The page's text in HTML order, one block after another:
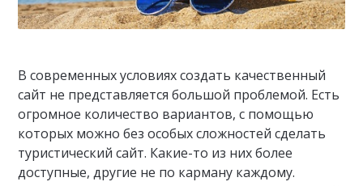
В современных условиях создать качественный
сайт не представляется большой проблемой. Есть
огромное количество вариантов, с помощью
которых можно без особых сложностей сделать
туристический сайт. Какие-то из них более
доступные, другие не по карману каждому.